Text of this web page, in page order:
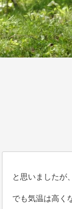
と思いましたが
でも気温は高く